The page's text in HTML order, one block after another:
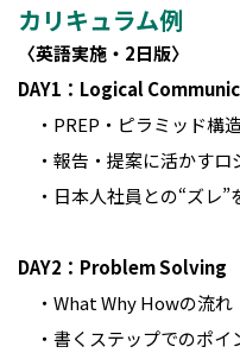
カリキュラム例
〈英語実施・2日版〉
DAY1：Logical
・PREP・ピラミッド構
・報告・提案に活かすロ
・日本人社員との“ズレ”
DAY2：Problem Solving
・What Why Howの流れ
・書くステップでのポイ